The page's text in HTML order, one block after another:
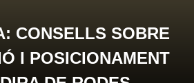
CONSELLS SOBRE
I POSICIONAMENT